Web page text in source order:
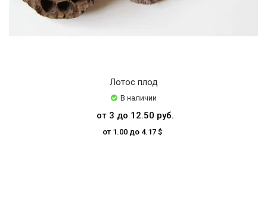
Лотос плод
В наличии
от 3 до 12.50 руб.
от 1.00 до 4.17 $